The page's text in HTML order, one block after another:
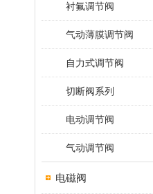
衬氟调节阀
气动薄膜调节阀
自力式调节阀
切断阀系列
电动调节阀
气动调节阀
电磁阀